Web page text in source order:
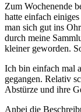
Zum Wochenende
hatte einfach
man sich gut ins
durch meine
kleiner geworden.
Ich bin einfach mal
gegangen. Relativ
Abstürze und ihre
Anbei die